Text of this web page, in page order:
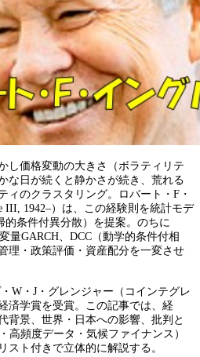
し価格変動の大きさ（ボラティリテ
な日が続くと静かさが続き、荒れる
のクラスタリング。ロバート・F・
III, 1942–）は、この経験則を統計モデ
的条件付異分散）を提案。のちに
量GARCH、DCC（動学的条件付相
理・政策評価・資産配分を一変させ
W・J・グレンジャー（コインテグレ
済学賞を受賞。この記事では、経
背景、世界・日本への影響、批判と
高頻度データ・気候ファイナンス）
スト付きで立体的に解説する。